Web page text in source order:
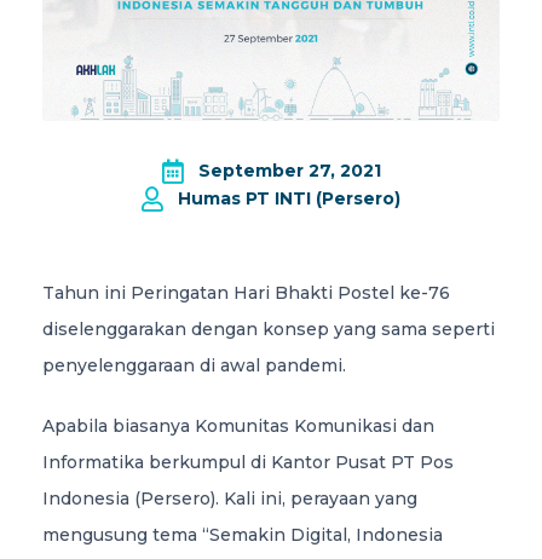
September 27, 2021
Humas PT INTI (Persero)
Tahun ini Peringatan Hari Bhakti Postel ke-76
diselenggarakan dengan konsep yang sama seperti
penyelenggaraan di awal pandemi.
Apabila biasanya Komunitas Komunikasi dan
Informatika berkumpul di Kantor Pusat PT Pos
Indonesia (Persero). Kali ini, perayaan yang
mengusung tema “Semakin Digital, Indonesia